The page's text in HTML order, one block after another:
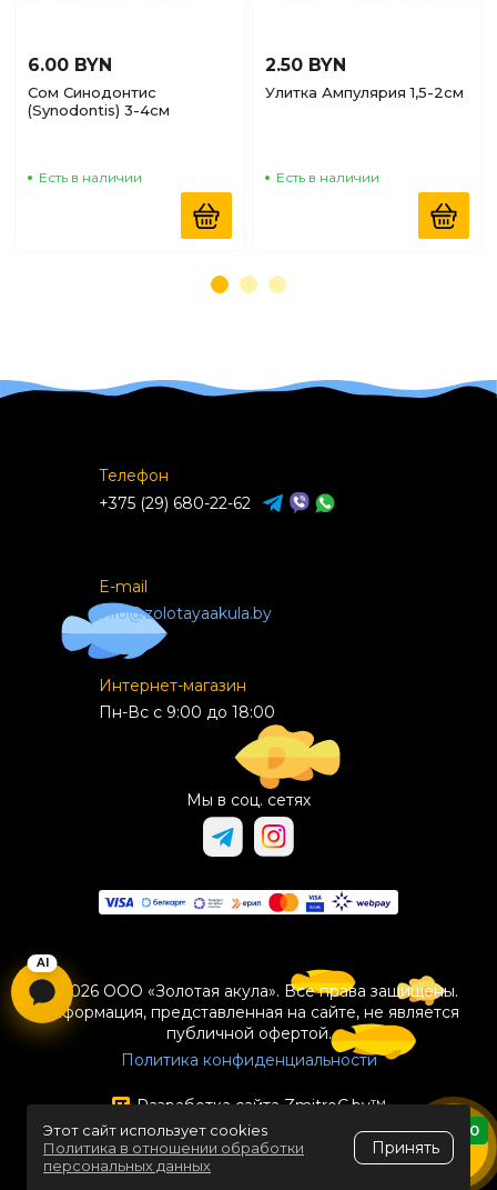
6.00 BYN
Сом Синодонтис
(Synodontis) 3-4см
Есть в наличии
2.50 BYN
Улитка Ампулярия 1,5-2см
Есть в наличии
Телефон
+375 (29) 680-22-62
E-mail
info@zolotayaakula.by
Интернет-магазин
Пн-Вс с 9:00 до 18:00
Мы в соц. сетях
© 2026 ООО «Золотая акула». Все права защищены.
Информация, представленная на сайте, не является
публичной офертой.
Политика конфиденциальности
Разработка сайтаZmitroC.by™
0
Этот сайт использует cookies
Политика в отношении обработки
персональных данных
Принять